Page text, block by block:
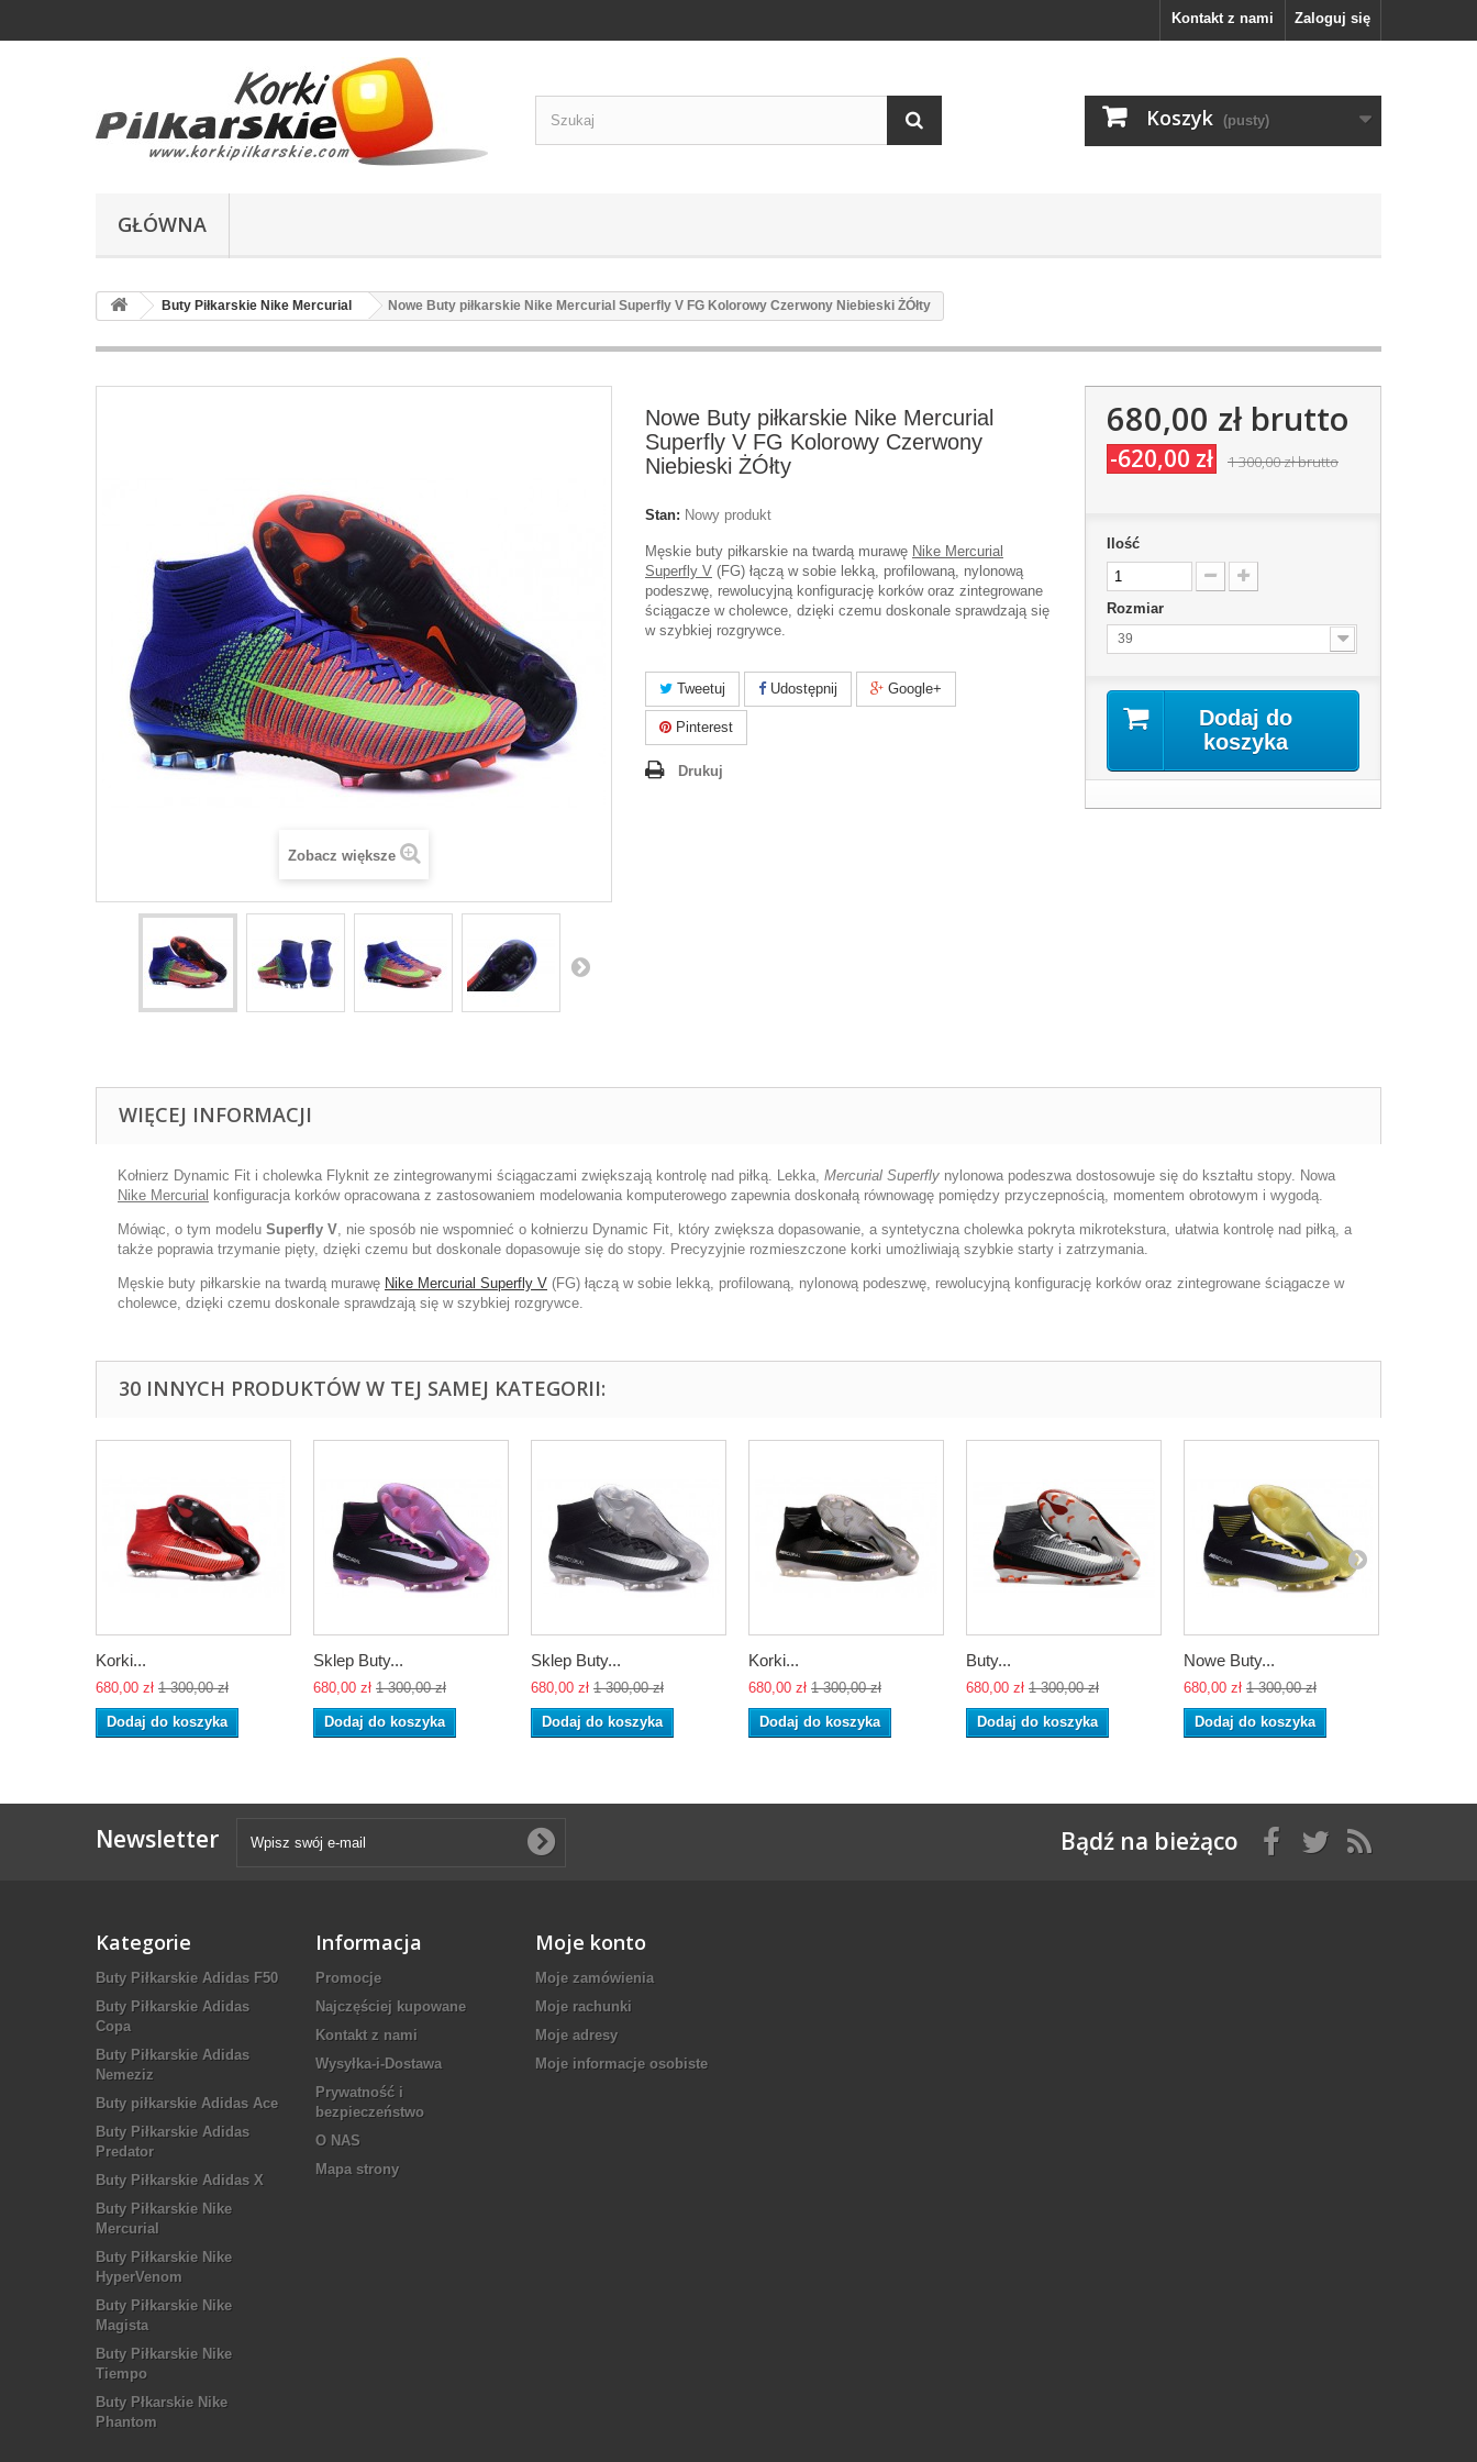
Zaloguj się
Kontakt z nami
Koszyk (pusty)
GŁÓWNA
Buty Piłkarskie Nike Mercurial Nowe Buty piłkarskie Nike Mercurial Superfly V FG Kolorowy Czerwony Niebieski ŻÓłty
Zobacz większe
Nowe Buty piłkarskie Nike Mercurial
Superfly V FG Kolorowy Czerwony
Niebieski ŻÓłty
Stan: Nowy produkt
Męskie buty piłkarskie na twardą murawę Nike Mercurial
Superfly V (FG) łączą w sobie lekką, profilowaną, nylonową
podeszwę, rewolucyjną konfigurację korków oraz zintegrowane
ściągacze w cholewce, dzięki czemu doskonale sprawdzają się
w szybkiej rozgrywce.
Tweetuj Udostępnij Google+
Pinterest
Drukuj
680,00 złbrutto
-620,00 zł 1 300,00 złbrutto
Ilość
Rozmiar
39
Dodaj do
koszyka
WIĘCEJ INFORMACJI
Kołnierz Dynamic Fit i cholewka Flyknit ze zintegrowanymi ściągaczami zwiększają kontrolę nad piłką. Lekka, Mercurial Superfly nylonowa podeszwa dostosowuje się do kształtu stopy. Nowa
Nike Mercurial konfiguracja korków opracowana z zastosowaniem modelowania komputerowego zapewnia doskonałą równowagę pomiędzy przyczepnością, momentem obrotowym i wygodą.
Mówiąc, o tym modelu Superfly V, nie sposób nie wspomnieć o kołnierzu Dynamic Fit, który zwiększa dopasowanie, a syntetyczna cholewka pokryta mikrotekstura, ułatwia kontrolę nad piłką, a
także poprawia trzymanie pięty, dzięki czemu but doskonale dopasowuje się do stopy. Precyzyjnie rozmieszczone korki umożliwiają szybkie starty i zatrzymania.
Męskie buty piłkarskie na twardą murawę Nike Mercurial Superfly V (FG) łączą w sobie lekką, profilowaną, nylonową podeszwę, rewolucyjną konfigurację korków oraz zintegrowane ściągacze w
cholewce, dzięki czemu doskonale sprawdzają się w szybkiej rozgrywce.
30 INNYCH PRODUKTÓW W TEJ SAMEJ KATEGORII:
Korki...
680,00 zł 1 300,00 zł
Dodaj do koszyka
Sklep Buty...
680,00 zł 1 300,00 zł
Dodaj do koszyka
Sklep Buty...
680,00 zł 1 300,00 zł
Dodaj do koszyka
Korki...
680,00 zł 1 300,00 zł
Dodaj do koszyka
Buty...
680,00 zł 1 300,00 zł
Dodaj do koszyka
Nowe Buty...
680,00 zł 1 300,00 zł
Dodaj do koszyka
Newsletter Bądź na bieżąco
Kategorie
Buty Piłkarskie Adidas F50
Buty Piłkarskie Adidas
Copa
Buty Piłkarskie Adidas
Nemeziz
Buty piłkarskie Adidas Ace
Buty Piłkarskie Adidas
Predator
Buty Piłkarskie Adidas X
Buty Piłkarskie Nike
Mercurial
Buty Piłkarskie Nike
HyperVenom
Buty Piłkarskie Nike
Magista
Buty Piłkarskie Nike
Tiempo
Buty Płkarskie Nike
Phantom
Informacja
Promocje
Najczęściej kupowane
Kontakt z nami
Wysyłka-i-Dostawa
Prywatność i
bezpieczeństwo
O NAS
Mapa strony
Moje konto
Moje zamówienia
Moje rachunki
Moje adresy
Moje informacje osobiste